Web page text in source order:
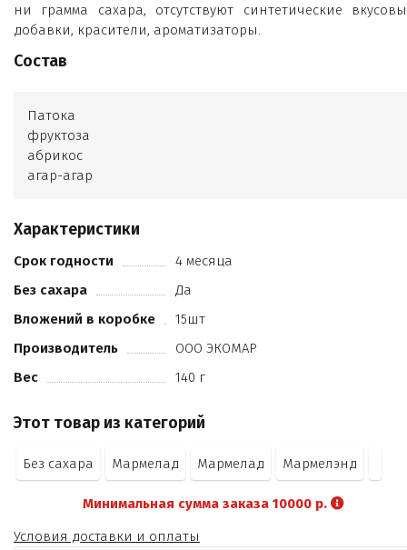
ни грамма сахара, отсутствуют синтетические
добавки, красители, ароматизаторы.
Состав
Патока
фруктоза
абрикос
агар-агар
Характеристики
Срок годности
4 месяца
Без сахара
Да
Вложений в коробке
15шт
Производитель
ООО ЭКОМАР
Вес
140 г
Этот товар из категорий
Без сахара Мармелад Мармелад Мармелэнд
Минимальная сумма заказа 10000 р.
Условия доставки и оплаты